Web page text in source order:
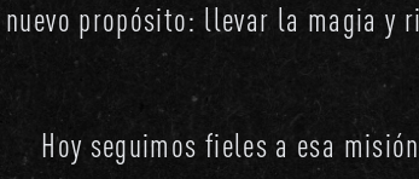
nuevo propósito: llevar la magia y
Hoy seguimos fieles a esa